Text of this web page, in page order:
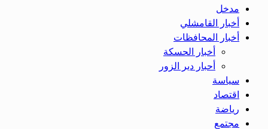
مدخل
أخبار القامشلي
أخبار المحافظات
أخبار الحسكة
أحبار دير الزور
سياسة
اقتصاد
رياضة
مجتمع